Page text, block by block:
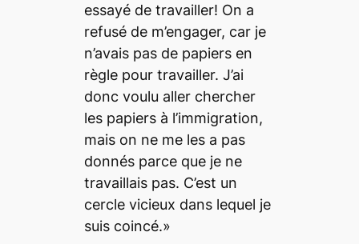
essayé de travailler! On a
refusé de m’engager, car je
n’avais pas de papiers en
règle pour travailler. J’ai
donc voulu aller chercher
les papiers à l’immigration,
mais on ne me les a pas
donnés parce que je ne
travaillais pas. C’est un
cercle vicieux dans lequel je
suis coincé.»